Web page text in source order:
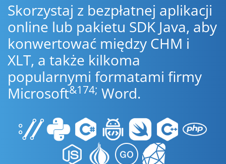
Skorzystaj z bezpłatnej aplikacji
online lub pakietu SDK Java, aby
konwertować między CHM i
XLT, a także kilkoma
popularnymi formatami firmy
Microsoft&174; Word.